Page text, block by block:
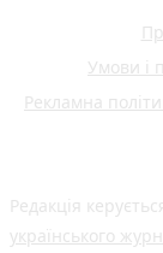
Умови і
Рекламна
Редакція
українського